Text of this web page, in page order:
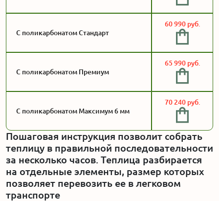
С поликарбонатом Стандарт
60 990 руб.
С поликарбонатом Премиум
65 990 руб.
С поликарбонатом Максимум 6 мм
70 240 руб.
Пошаговая инструкция позволит собрать
теплицу в правильной последовательности
за несколько часов. Теплица разбирается
на отдельные элементы, размер которых
позволяет перевозить ее в легковом
транспорте